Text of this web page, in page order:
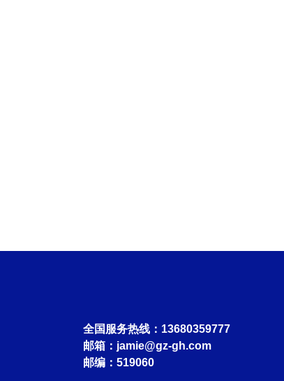
全国服务热线：13680359777
邮箱： jamie@gz-gh.com
邮编：519060